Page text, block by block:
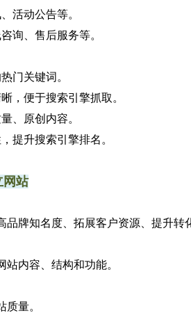
活动公告等。
询、售后服务等。
门关键词。
，便于搜索引擎抓取。
、原创内容。
提升搜索引擎排名。
网站
牌知名度、拓展客户资源、提升转
内容、结构和功能。
量。